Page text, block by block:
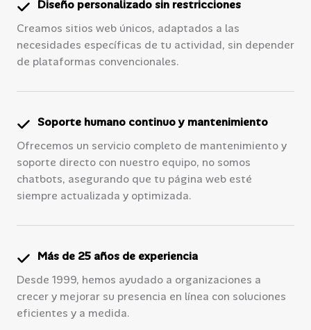
Diseño personalizado sin restricciones
Creamos sitios web únicos, adaptados a las
necesidades específicas de tu actividad, sin depender
de plataformas convencionales.
Soporte humano continuo y mantenimiento
Ofrecemos un servicio completo de mantenimiento y
soporte directo con nuestro equipo, no somos
chatbots, asegurando que tu página web esté
siempre actualizada y optimizada.
Más de 25 años de experiencia
Desde 1999, hemos ayudado a organizaciones a
crecer y mejorar su presencia en línea con soluciones
eficientes y a medida.